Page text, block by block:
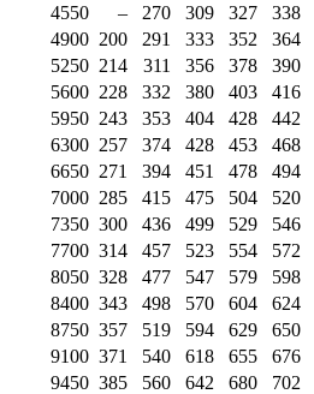
4550 – 270 309 327
338
4900 200 291 333 352
364
5250 214 311 356 378
390
5600 228 332 380 403
416
5950 243 353 404 428
442
6300 257 374 428 453
468
6650 271 394 451 478
494
7000 285 415 475 504
520
7350 300 436 499 529
546
7700 314 457 523 554
572
8050 328 477 547 579
598
8400 343 498 570 604
624
8750 357 519 594 629
650
9100 371 540 618 655
676
9450 385 560 642 680
702